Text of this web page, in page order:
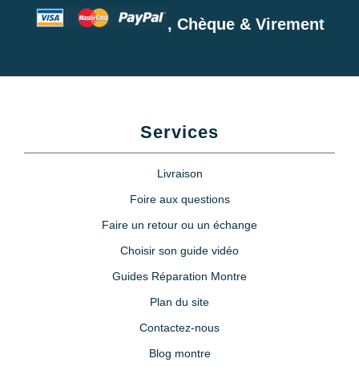
, Chèque & Virement
Services
Livraison
Foire aux questions
Faire un retour ou un échange
Choisir son guide vidéo
Guides Réparation Montre
Plan du site
Contactez-nous
Blog montre